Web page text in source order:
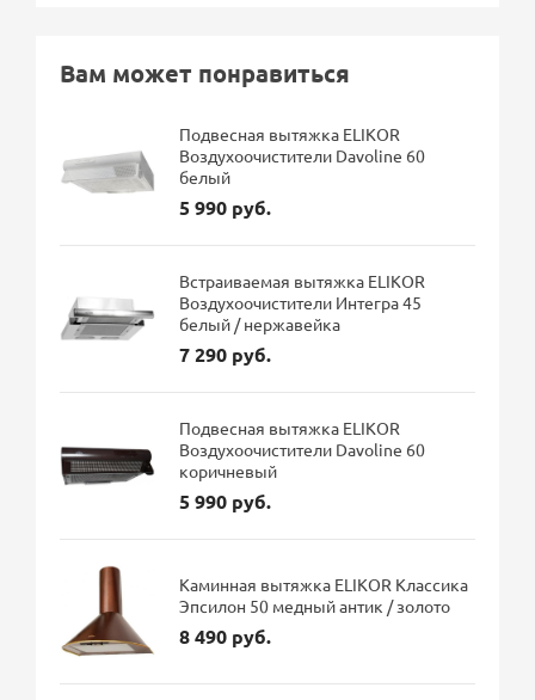
Вам может понравиться
Подвесная вытяжка ELIKOR
Воздухоочистители Davoline 60
белый
5 990 руб.
Встраиваемая вытяжка ELIKOR
Воздухоочистители Интегра 45
белый / нержавейка
7 290 руб.
Подвесная вытяжка ELIKOR
Воздухоочистители Davoline 60
коричневый
5 990 руб.
Каминная вытяжка ELIKOR Классика
Эпсилон 50 медный антик / золото
8 490 руб.